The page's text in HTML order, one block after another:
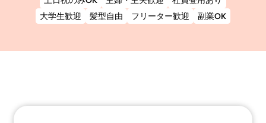
大学生歓迎
髪型自由 フリーター歓迎 副業OK